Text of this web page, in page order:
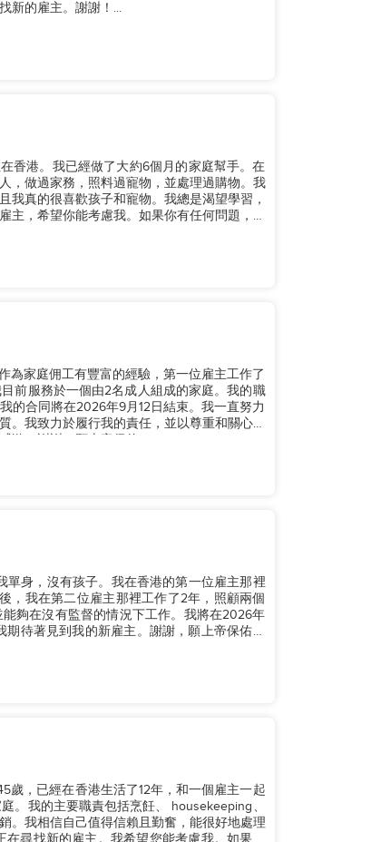
新的雇主。謝謝！...
香港。我已經做了大約6個月的家庭幫手。在
，做過家務，照料過寵物，並處理過購物。我
我真的很喜歡孩子和寵物。我總是渴望學習，
主，希望你能考慮我。如果你有任何問題，請
為家庭佣工有豐富的經驗，第一位雇主工作了
前服務於一個由2名成人組成的家庭。我的職
的合同將在2026年9月12日結束。我一直努力
。我致力於履行我的責任，並以尊重和關心對
身，沒有孩子。我在香港的第一位雇主那裡
，我在第二位雇主那裡工作了2年，照顧兩個
夠在沒有監督的情況下工作。我將在2026年
待著見到我的新雇主。謝謝，願上帝保佑我
歲，已經在香港生活了12年，和一個雇主一起
。我的主要職責包括烹飪、 housekeeping、
。我相信自己值得信賴且勤奮，能很好地處理